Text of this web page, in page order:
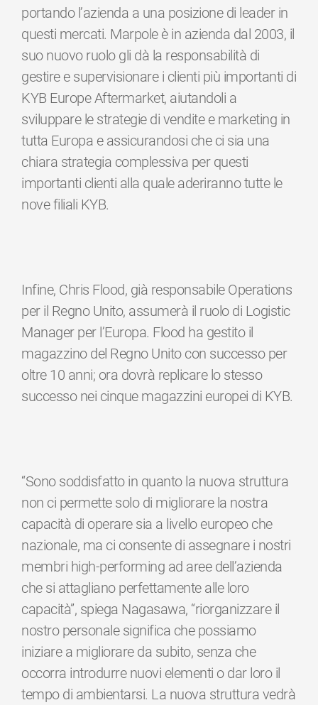
portando l’azienda a una posizione di leader in
questi mercati. Marpole è in azienda dal 2003, il
suo nuovo ruolo gli dà la responsabilità di
gestire e supervisionare i clienti più importanti di
KYB Europe Aftermarket, aiutandoli a
sviluppare le strategie di vendite e marketing in
tutta Europa e assicurandosi che ci sia una
chiara strategia complessiva per questi
importanti clienti alla quale aderiranno tutte le
nove filiali KYB.
Infine, Chris Flood, già responsabile Operations
per il Regno Unito, assumerà il ruolo di Logistic
Manager per l’Europa. Flood ha gestito il
magazzino del Regno Unito con successo per
oltre 10 anni; ora dovrà replicare lo stesso
successo nei cinque magazzini europei di KYB.
“Sono soddisfatto in quanto la nuova struttura
non ci permette solo di migliorare la nostra
capacità di operare sia a livello europeo che
nazionale, ma ci consente di assegnare i nostri
membri high-performing ad aree dell’azienda
che si attagliano perfettamente alle loro
capacità”, spiega Nagasawa, “riorganizzare il
nostro personale significa che possiamo
iniziare a migliorare da subito, senza che
occorra introdurre nuovi elementi o dar loro il
tempo di ambientarsi. La nuova struttura vedrà